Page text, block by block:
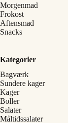
Morgenmad
Frokost
Aftensmad
Snacks
Kategorier
Bagværk
Sundere kager
Kager
Boller
Salater
Måltidssalater